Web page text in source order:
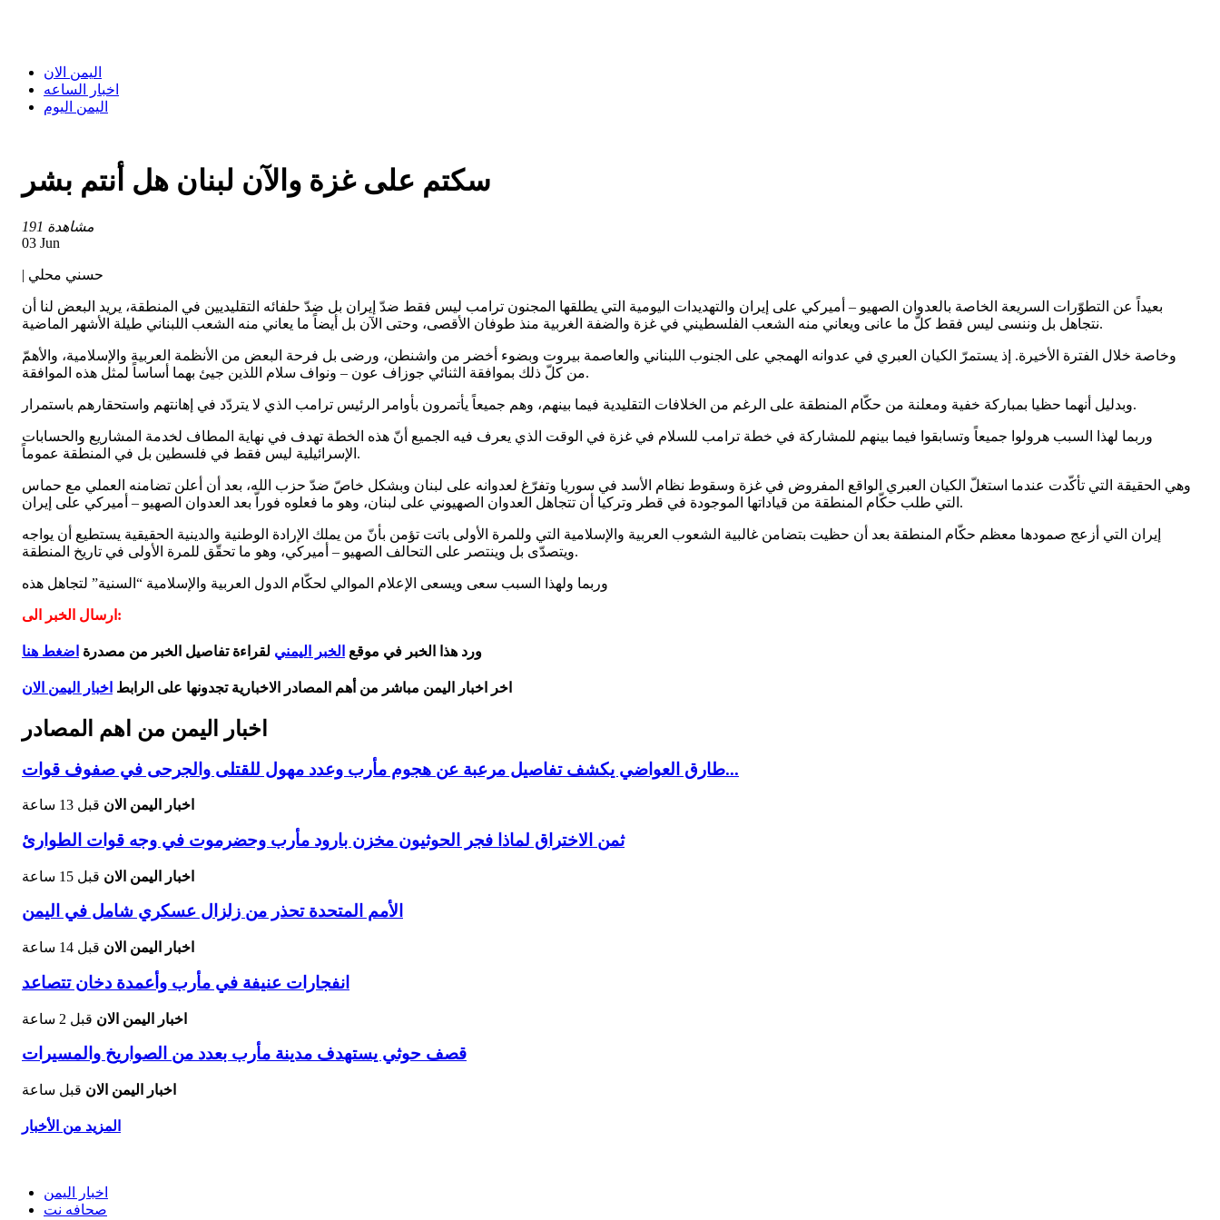
اليمن الان
اخبار الساعه
اليمن اليوم
سكتم على غزة والآن لبنان هل أنتم بشر
191 مشاهدة
03 Jun
| حسني محلي
بعيداً عن التطوّرات السريعة الخاصة بالعدوان الصهيو – أميركي على إيران والتهديدات اليومية التي يطلقها المجنون ترامب ليس فقط ضدّ إيران بل ضدّ حلفائه التقليديين في المنطقة، يريد البعض لنا أن
نتجاهل بل وننسى ليس فقط كلّ ما عانى ويعاني منه الشعب الفلسطيني في غزة والضفة الغربية منذ طوفان الأقصى، وحتى الآن بل أيضاً ما يعاني منه الشعب اللبناني طيلة الأشهر الماضية.
وخاصة خلال الفترة الأخيرة. إذ يستمرّ الكيان العبري في عدوانه الهمجي على الجنوب اللبناني والعاصمة بيروت وبضوء أخضر من واشنطن، ورضى بل فرحة البعض من الأنظمة العربية والإسلامية، والأهمّ
من كلّ ذلك بموافقة الثنائي جوزاف عون – ونواف سلام اللذين جيئ بهما أساساً لمثل هذه الموافقة.
وبدليل أنهما حظيا بمباركة خفية ومعلنة من حكّام المنطقة على الرغم من الخلافات التقليدية فيما بينهم، وهم جميعاً يأتمرون بأوامر الرئيس ترامب الذي لا يتردّد في إهانتهم واستحقارهم باستمرار.
وربما لهذا السبب هرولوا جميعاً وتسابقوا فيما بينهم للمشاركة في خطة ترامب للسلام في غزة في الوقت الذي يعرف فيه الجميع أنّ هذه الخطة تهدف في نهاية المطاف لخدمة المشاريع والحسابات
الإسرائيلية ليس فقط في فلسطين بل في المنطقة عموماً.
وهي الحقيقة التي تأكّدت عندما استغلّ الكيان العبري الواقع المفروض في غزة وسقوط نظام الأسد في سوريا وتفرّغ لعدوانه على لبنان وبشكل خاصّ ضدّ حزب الله، بعد أن أعلن تضامنه العملي مع حماس
التي طلب حكّام المنطقة من قياداتها الموجودة في قطر وتركيا أن تتجاهل العدوان الصهيوني على لبنان، وهو ما فعلوه فوراّ بعد العدوان الصهيو – أميركي على إيران.
إيران التي أزعج صمودها معظم حكّام المنطقة بعد أن حظيت بتضامن غالبية الشعوب العربية والإسلامية التي وللمرة الأولى باتت تؤمن بأنّ من يملك الإرادة الوطنية والدينية الحقيقية يستطيع أن يواجه
ويتصدّى بل وينتصر على التحالف الصهيو – أميركي، وهو ما تحقّق للمرة الأولى في تاريخ المنطقة.
وربما ولهذا السبب سعى ويسعى الإعلام الموالي لحكّام الدول العربية والإسلامية “السنية” لتجاهل هذه
ارسال الخبر الى:
ورد هذا الخبر في موقع الخبر اليمني لقراءة تفاصيل الخبر من مصدرة اضغط هنا
اخر اخبار اليمن مباشر من أهم المصادر الاخبارية تجدونها على الرابط اخبار اليمن الان
اخبار اليمن من اهم المصادر
طارق العواضي يكشف تفاصيل مرعبة عن هجوم مأرب وعدد مهول للقتلى والجرحى في صفوف قوات...
اخبار اليمن الان قبل 13 ساعة
ثمن الاختراق لماذا فجر الحوثيون مخزن بارود مأرب وحضرموت في وجه قوات الطوارئ
اخبار اليمن الان قبل 15 ساعة
الأمم المتحدة تحذر من زلزال عسكري شامل في اليمن
اخبار اليمن الان قبل 14 ساعة
انفجارات عنيفة في مأرب وأعمدة دخان تتصاعد
اخبار اليمن الان قبل 2 ساعة
قصف حوثي يستهدف مدينة مأرب بعدد من الصواريخ والمسيرات
اخبار اليمن الان قبل ساعة
المزيد من الأخبار
اخبار اليمن
صحافه نت